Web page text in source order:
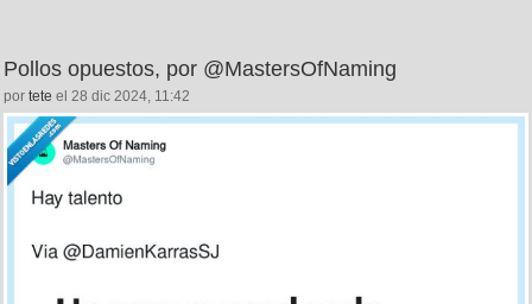
Pollos opuestos, por @MastersOfNaming
por tete el 28 dic 2024, 11:42